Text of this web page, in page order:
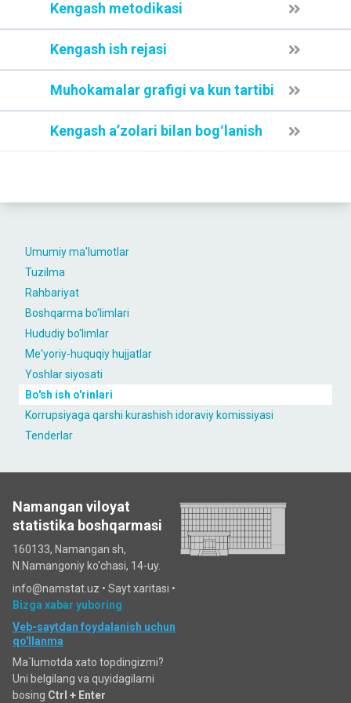
Umumiy ma'lumotlar
Tuzilma
Rahbariyat
Boshqarma bo'limlari
Hududiy bo'limlar
Me'yoriy-huquqiy hujjatlar
Yoshlar siyosati
Bo'sh ish o'rinlari
Korrupsiyaga qarshi kurashish idoraviy komissiyasi
Tenderlar
Kengash metodikasi
Kengash ish rejasi
Muhokamalar grafigi va kun tartibi
Kengash aʼzolari bilan bogʻlanish
Namangan viloyat
statistika boshqarmasi
160133, Namangan sh,
N.Namangoniy ko'chasi, 14-uy.
info@namstat.uz • Sayt xaritasi •
Bizga xabar yuboring
Veb-saytdan foydalanish uchun
qo'llanma
Ma`lumotda xato topdingizmi?
Uni belgilang va quyidagilarni
bosing Ctrl + Enter